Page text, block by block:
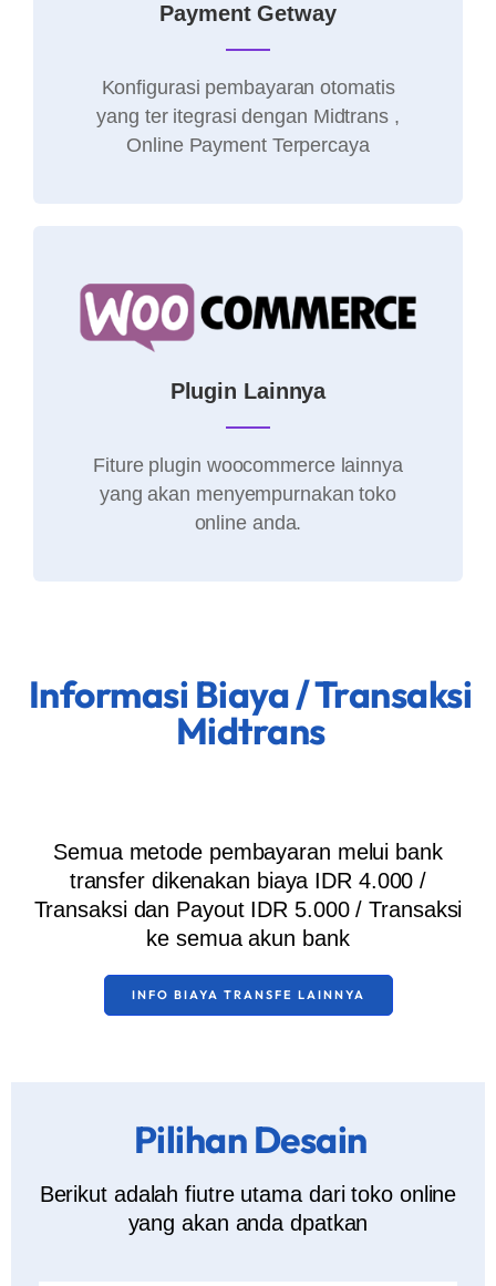
Payment Getway
Konfigurasi pembayaran otomatis
yang ter itegrasi dengan Midtrans ,
Online Payment Terpercaya
Plugin Lainnya
Fiture plugin woocommerce lainnya
yang akan menyempurnakan toko
online anda.
Informasi Biaya / Transaksi
Midtrans
Semua metode pembayaran melui bank
transfer dikenakan biaya IDR 4.000 /
Transaksi dan Payout IDR 5.000 / Transaksi
ke semua akun bank
INFO BIAYA TRANSFE LAINNYA
Pilihan Desain
Berikut adalah fiutre utama dari toko online
yang akan anda dpatkan